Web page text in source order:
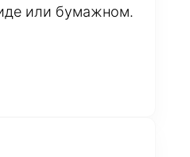
или бумажном.